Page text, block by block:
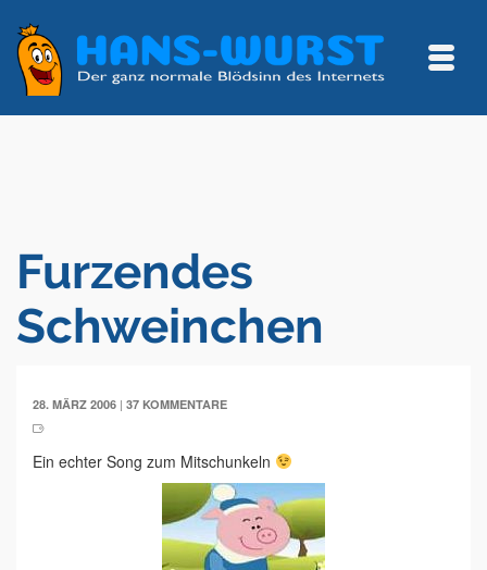
Furzendes
Schweinchen
28. MÄRZ 2006 | 37 KOMMENTARE
Ein echter Song zum Mitschunkeln